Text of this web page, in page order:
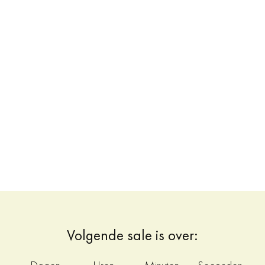
Volgende sale is over: